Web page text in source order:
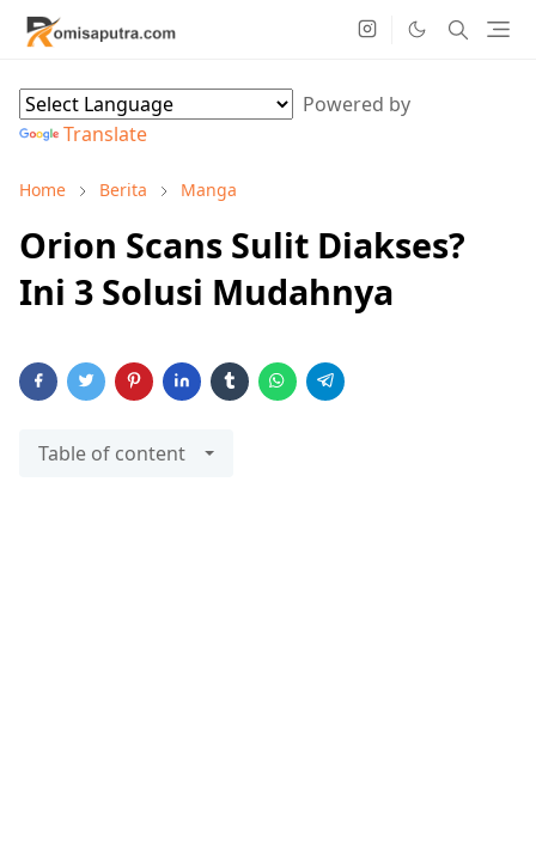
Powered by
Translate
Home Berita Manga
Orion Scans Sulit Diakses?
Ini 3 Solusi Mudahnya
Table of content